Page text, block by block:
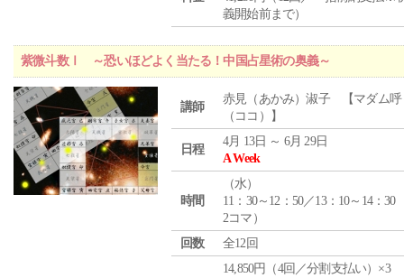
義開始前まで）
紫微斗数Ⅰ ～恐いほどよく当たる！中国占星術の奥義～
講師
赤見（あかみ）淑子 【マダム呼
（ココ）】
日程
4月 13日 ～ 6月 29日
A Week
時間
（水）
11：30～12：50／13：10～14：30
2コマ）
回数
全12回
14,850円（4回／分割支払い）×3